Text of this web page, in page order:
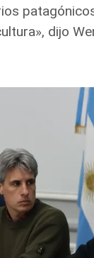
dijo